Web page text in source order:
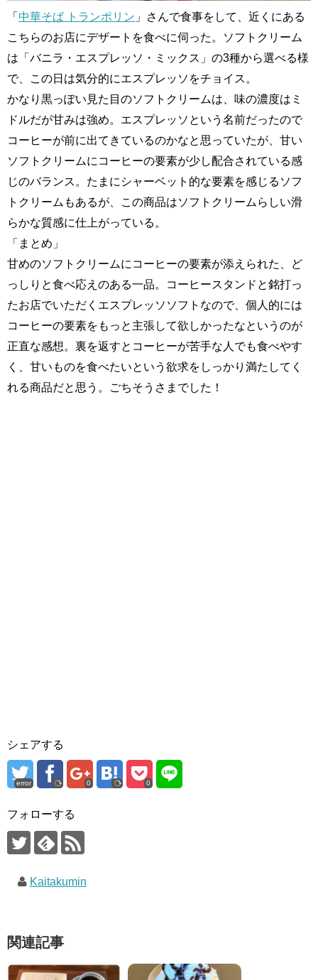
「 中華そば トランポリン 」さんで食事をして、近くにある
こちらのお店にデザートを食べに伺った。ソフトクリーム
は「バニラ・エスプレッソ・ミックス」の3種から選べる様
で、この日は気分的にエスプレッソをチョイス。
かなり黒っぽい見た目のソフトクリームは、味の濃度はミ
ドルだが甘みは強め。エスプレッソという名前だったので
コーヒーが前に出てきているのかなと思っていたが、甘い
ソフトクリームにコーヒーの要素が少し配合されている感
じのバランス。たまにシャーベット的な要素を感じるソフ
トクリームもあるが、この商品はソフトクリームらしい滑
らかな質感に仕上がっている。
「まとめ」
甘めのソフトクリームにコーヒーの要素が添えられた、ど
っしりと食べ応えのある一品。コーヒースタンドと銘打っ
たお店でいただくエスプレッソソフトなので、個人的には
コーヒーの要素をもっと主張して欲しかったなというのが
正直な感想。裏を返すとコーヒーが苦手な人でも食べやす
く、甘いものを食べたいという欲求をしっかり満たしてく
れる商品だと思う。ごちそうさまでした！
シェアする
error 0 0
フォローする
Kaitakumin
関連記事